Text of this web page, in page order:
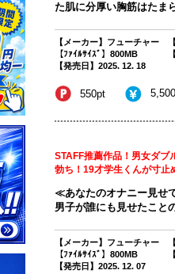
た肌に分厚い胸筋はたま
【メーカー】フューチャー
【ﾌｧｲﾙｻｲｽﾞ】800MB
【発売日】2025. 12. 18
550pt
STAFF推薦作品！男女ダブ
勃ち！19才学生くんが寸止
≪あなたのオナニー見せ
男子が誰にも見せたこと
【メーカー】フューチャー
【ﾌｧｲﾙｻｲｽﾞ】800MB
【発売日】2025. 12. 07